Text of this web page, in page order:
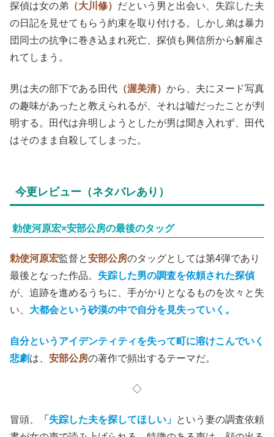
探偵は女の弟 （大川修） だという男と出会い、失踪した夫
の日記を見せてもらう約束を取り付ける。しかし弟は暴力
団同士の抗争に巻き込まれ死亡、探偵も興信所から解雇さ
れてしまう。
男は夫の部下である田代 （渥美清） から、夫にヌード写真
の趣味があったと教えられるが、それは嘘だったことが判
明する。田代は弁明しようとしたが男は聞き入れず、田代
はそのまま自殺してしまった。
今更レビュー（ネタバレあり）
勅使河原宏×安部公房の最後のタッグ
勅使河原宏監督と安部公房のタッグとしては第4弾であり
最後となった作品。 失踪した男の調査を依頼された探偵
が、追跡を進めるうちに、手がかりとなるものを次々と失
い、 大都会という砂漠の中で自分を見失っていく。
自分というアイデンティティを失って町に溶けこんでいく
悲劇 は、 安部公房の著作で頻出するテーマだ。
◇
冒頭、 「失踪した夫を探してほしい」 という妻の調査依頼